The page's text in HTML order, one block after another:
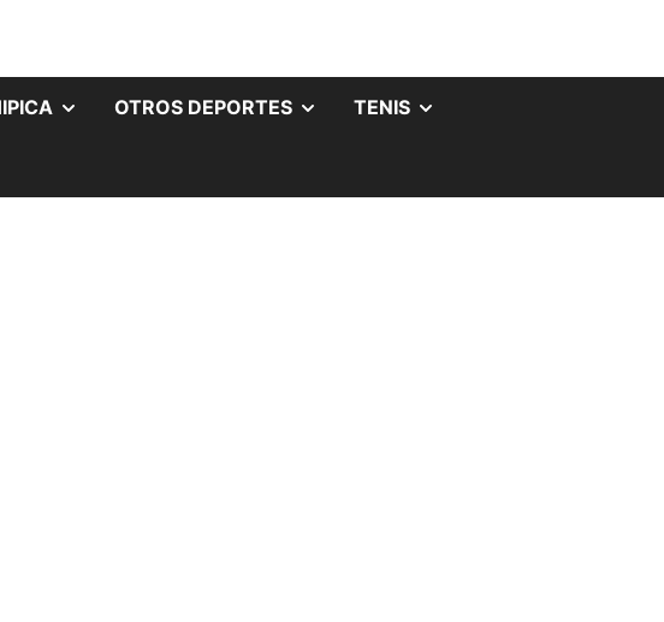
OTROS DEPORTES TENIS